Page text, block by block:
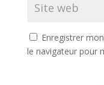
Enregistrer
le navigateur pour